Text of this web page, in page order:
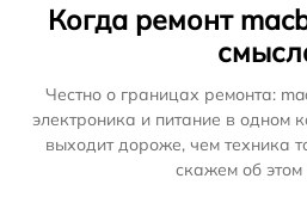
Когда ремонт
Честно о границах ремонта:
электроника и питание в одном
выходит дороже, чем техника
скажем об этом